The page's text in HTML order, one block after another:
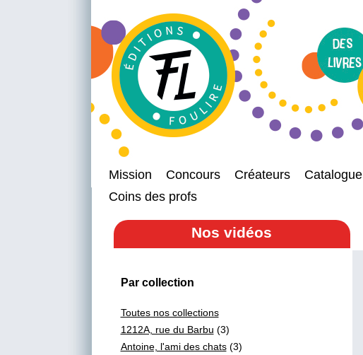
Mission Concours Créateurs Catalogue
Coins des profs
Nos vidéos
Par collection
Toutes nos collections
1212A, rue du Barbu (3)
Antoine, l'ami des chats(3)